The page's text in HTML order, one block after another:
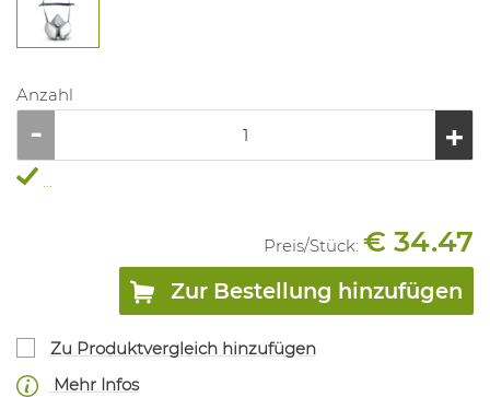
Anzahl
...
Preis/Stück: € 34.47
Zur Bestellung hinzufügen
Zu Produktvergleich hinzufügen
Mehr Infos